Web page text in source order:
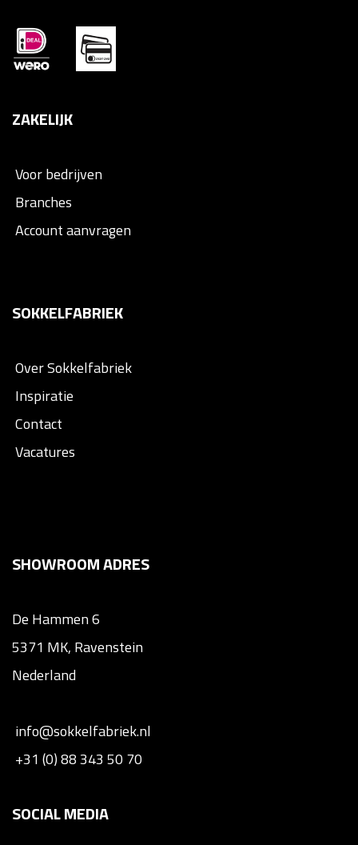
ZAKELIJK
Voor bedrijven
Branches
Account aanvragen
SOKKELFABRIEK
Over Sokkelfabriek
Inspiratie
Contact
Vacatures
SHOWROOM ADRES
De Hammen 6
5371 MK, Ravenstein
Nederland
info@sokkelfabriek.nl
+31 (0) 88 343 50 70
SOCIAL MEDIA